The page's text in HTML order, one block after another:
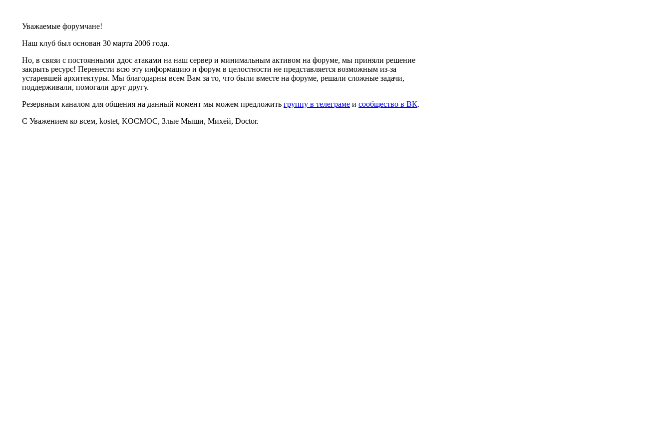
Уважаемые форумчане!
Наш клуб был основан 30 марта 2006 года.
Но, в связи с постоянными ддос атаками на наш сервер и минимальным активом на форуме, мы приняли решение
закрыть ресурс! Перенести всю эту информацию и форум в целостности не представляется возможным из-за
устаревшей архитектуры. Мы благодарны всем Вам за то, что были вместе на форуме, решали сложные задачи,
поддерживали, помогали друг другу.
Резервным каналом для общения на данный момент мы можем предложить группу в телеграме и сообщество в ВК.
С Уважением ко всем, kostet, KOCMOC, Злые Мыши, Михей, Doctor.